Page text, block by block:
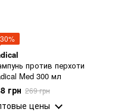
против перхоти
Med 300 мл
грн 269 грн
цены